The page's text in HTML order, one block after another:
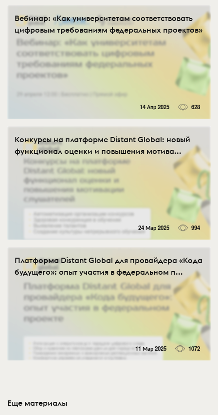
Вебинар: «Как университетам соответствовать
цифровым требованиям федеральных проектов»
14 Апр 2025 628
Конкурсы на платформе Distant Global: новый
функционал оценки и повышения мотива...
24 Мар 2025 994
Платформа Distant Global для провайдера «Кода
будущего»: опыт участия в федеральном п...
11 Мар 2025 1072
Еще материалы